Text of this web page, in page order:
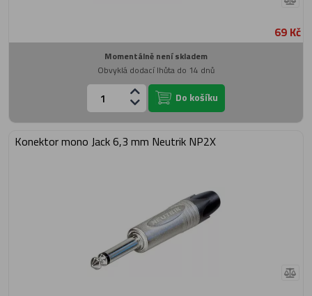
69 Kč
Momentálně není skladem
Obvyklá dodací lhůta do 14 dnů
Do košíku
Konektor mono Jack 6,3 mm Neutrik NP2X